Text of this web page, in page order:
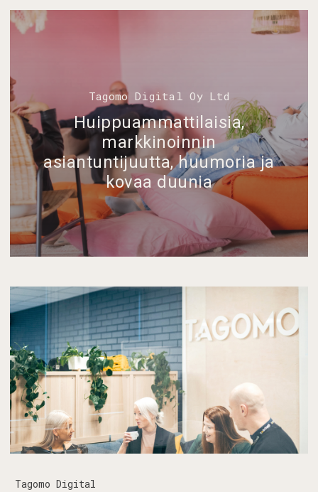
Tagomo Digital Oy Ltd
Huippuammattilaisia,
markkinoinnin
asiantuntijuutta, huumoria ja
kovaa duunia
Tagomo Digital